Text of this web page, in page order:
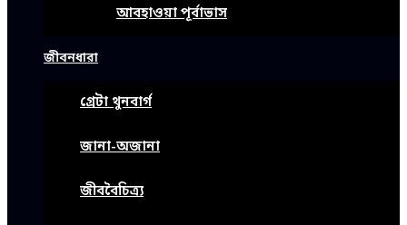
আবহাওয়া পূর্বাভাস
জীবনধারা
গ্রেটা থুনবার্গ
জানা-অজানা
জীববৈচিত্র্য